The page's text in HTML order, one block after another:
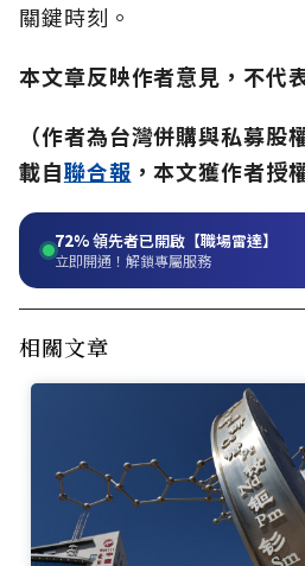
關鍵時刻。
本文章反映作者意見，不代
（作者為台灣併購與私募股
載自聯合報 ，本文獲作者授
72%領先者已開啟【職場雷達】
立即開通！解鎖專屬服務
相關文章